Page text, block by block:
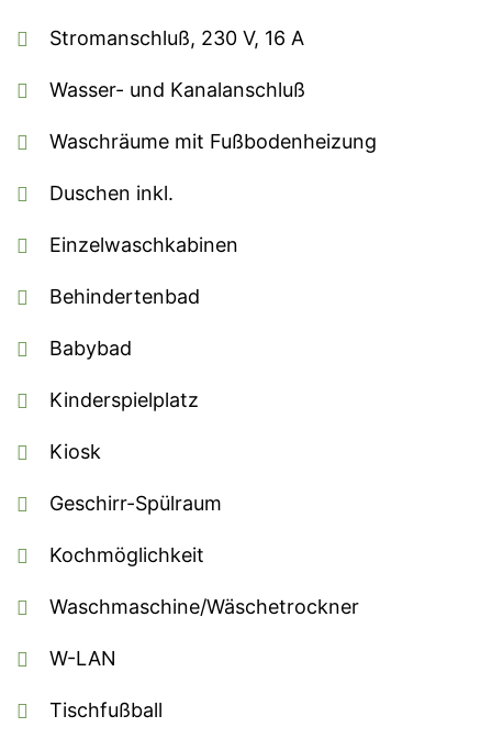
Stromanschluß, 230 V, 16 A
Wasser- und Kanalanschluß
Waschräume mit Fußbodenheizung
Duschen inkl.
Einzelwaschkabinen
Behindertenbad
Babybad
Kinderspielplatz
Kiosk
Geschirr-Spülraum
Kochmöglichkeit
Waschmaschine/Wäschetrockner
W-LAN
Tischfußball